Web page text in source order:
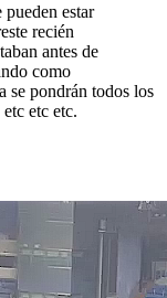
estar
recién
antes de
como
se pondrán todos los
etc etc.